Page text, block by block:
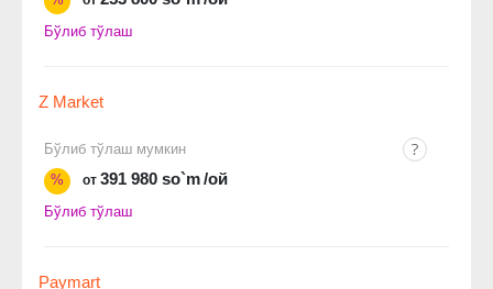
Бўлиб тўлаш
Z Market
Бўлиб тўлаш мумкин
%
от 391 980 so`m/ой
Бўлиб тўлаш
Paymart